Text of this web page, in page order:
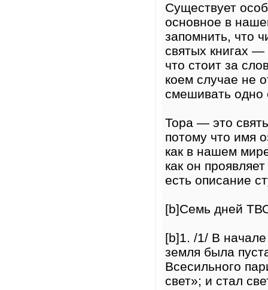
Существует
основное в
запомнить, что
святых книгах
что стоит за
коем случае не
смешивать одно
Тора — это
потому что имя
как в нашем
как он
есть описание
[b]Семь дней
[b]1. /1/ В
земля была
Всесильного
свет»; и стал